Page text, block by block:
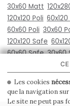
30x60 Matt
120x120 Poli 60x120
60x60 Poli 30x60
120x120 Safe
60x60 Safe 30x60
Les cookies
que la navigation
Le site ne peut pas